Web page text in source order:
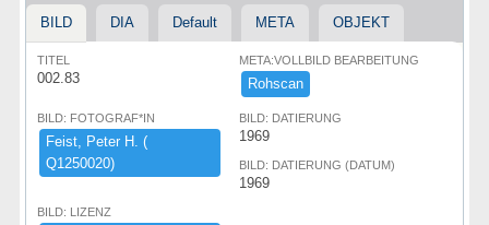
BILD DIA Default META OBJEKT
TITEL
002.83
META:VOLLBILD BEARBEITUNG
Rohscan
BILD: FOTOGRAF*IN
Feist,​ ​Peter ​H.​ ​(​
Q1250020)​
BILD: DATIERUNG
1969
BILD: DATIERUNG (DATUM)
1969
BILD: LIZENZ